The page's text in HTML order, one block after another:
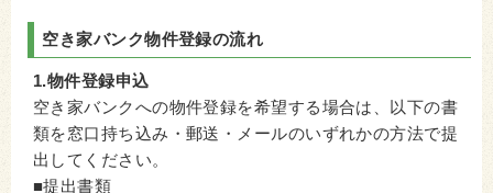
空き家バンク物件登録の流れ
1.物件登録申込
空き家バンクへの物件登録を希望する場合は、以下の書
類を窓口持ち込み・郵送・メールのいずれかの方法で提
出してください。
■提出書類